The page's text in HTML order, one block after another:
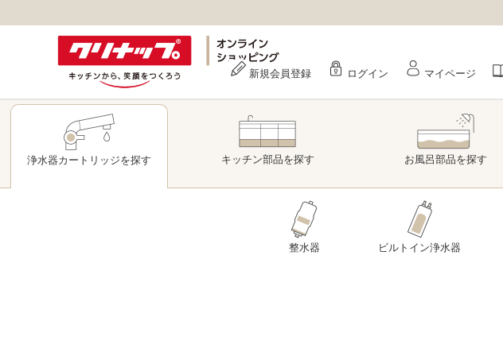
新規会員登録 ログイン マイページ
浄水器カートリッジを探す キッチン部品を探す お風呂部品を探す
整水器 ビルトイン浄水器